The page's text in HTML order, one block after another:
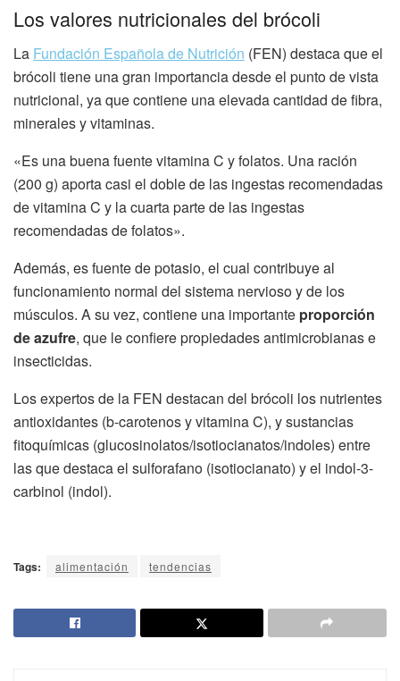
Los valores nutricionales del brócoli
La Fundación Española de Nutrición (FEN) destaca que el
brócoli tiene una gran importancia desde el punto de vista
nutricional, ya que contiene una elevada cantidad de fibra,
minerales y vitaminas.
«Es una buena fuente vitamina C y folatos. Una ración
(200 g) aporta casi el doble de las ingestas recomendadas
de vitamina C y la cuarta parte de las ingestas
recomendadas de folatos».
Además, es fuente de potasio, el cual contribuye al
funcionamiento normal del sistema nervioso y de los
músculos. A su vez, contiene una importante proporción
de azufre, que le confiere propiedades antimicrobianas e
insecticidas.
Los expertos de la FEN destacan del brócoli los nutrientes
antioxidantes (b-carotenos y vitamina C), y sustancias
fitoquímicas (glucosinolatos/isotiocianatos/indoles) entre
las que destaca el sulforafano (isotiocianato) y el indol-3-
carbinol (indol).
Tags: alimentación tendencias